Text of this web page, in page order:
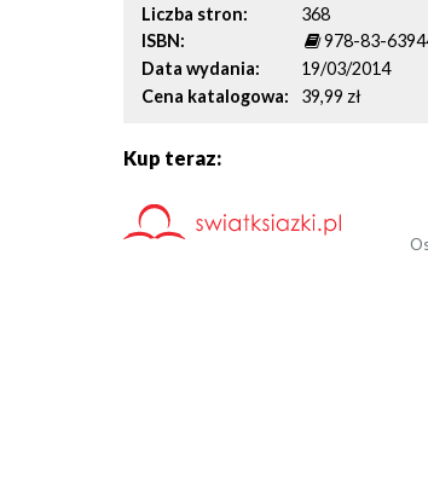
Liczba stron
368
ISBN
978-83-
Data wydania
19/03/2014
Cena katalogowa
39,99 zł
Kup teraz: